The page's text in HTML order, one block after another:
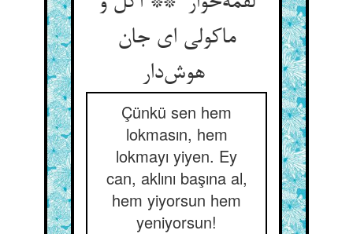
ماکولی ای جان
Çünkü sen hem
lokmasın, hem
lokmayı yiyen. Ey
can, aklını başına al,
hem yiyorsun hem
yeniyorsun!